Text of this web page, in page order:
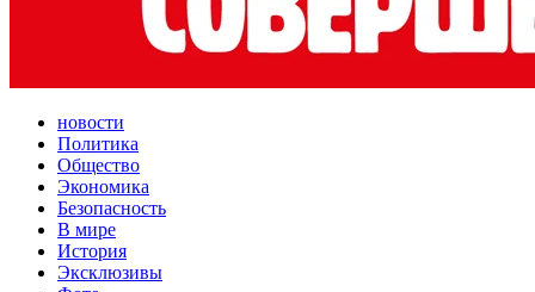
новости
Политика
Общество
Экономика
Безопасность
В мире
История
Эксклюзивы